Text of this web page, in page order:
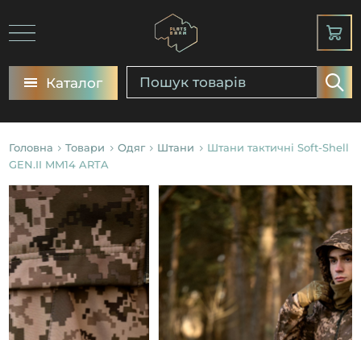
Каталог
Головна Товари Одяг Штани
Штани тактичні Soft-Shell
GEN.II MM14 ARTA